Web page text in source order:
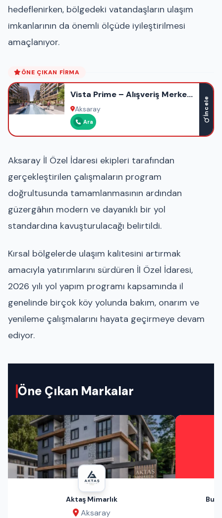
hedeflenirken, bölgedeki vatandaşların ulaşım
imkanlarının da önemli ölçüde iyileştirilmesi
amaçlanıyor.
ÖNE ÇIKAN FIRMA
Vista Prime – Alışveriş Merkezi
– Ofis – Otel – Rezidans
Aksaray
Ara
İncele
Aksaray İl Özel İdaresi ekipleri tarafından
gerçekleştirilen çalışmaların program
doğrultusunda tamamlanmasının ardından
güzergâhın modern ve dayanıklı bir yol
standardına kavuşturulacağı belirtildi.
Kırsal bölgelerde ulaşım kalitesini artırmak
amacıyla yatırımlarını sürdüren İl Özel İdaresi,
2026 yılı yol yapım programı kapsamında il
genelinde birçok köy yolunda bakım, onarım ve
yenileme çalışmalarını hayata geçirmeye devam
ediyor.
Öne Çıkan Markalar
Aktaş Mimarlık
Aksaray
Bu